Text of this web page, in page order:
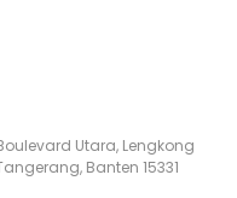
Utara, Lengkong
Banten 15331